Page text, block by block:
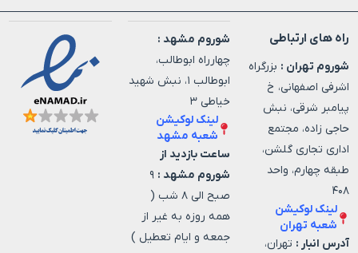
راه های ارتباطی
شوروم تهران : بزرگراه
اشرفی اصفهانی، خ
پیامبر شرقی، نبش
حاجی زاده، مجتمع
اداری تجاری گلشن،
طبقه چهارم، واحد
۴۰۸
لینک لوکیشن
شعبه تهران
آدرس انبار : تهران،
شوروم مشهد :
چهارراه ابوطالب،
ابوطالب ۱، نبش شهید
خیاطی ۳
لینک لوکیشن
شعبه مشهد
ساعت بازدید از
شوروم مشهد : ۹
صبح الی ۸ شب (
همه روزه به غیر از
جمعه و ایام تعطیل )